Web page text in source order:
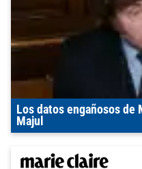
Los datos engañosos
Majul